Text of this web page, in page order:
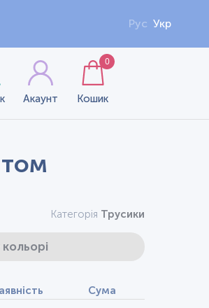
Рус Укр
Акаунт Кошик
0
Категорія Трусики
Сума